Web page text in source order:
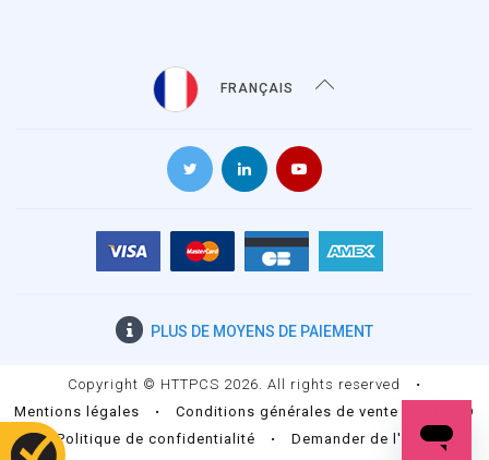
FRANÇAIS
PLUS DE MOYENS DE PAIEMENT
Copyright © HTTPCS 2026. All rights reserved
•
Mentions légales
• Conditions générales de vente
RGPD
•
Politique de confidentialité • Demander de l'aide
•